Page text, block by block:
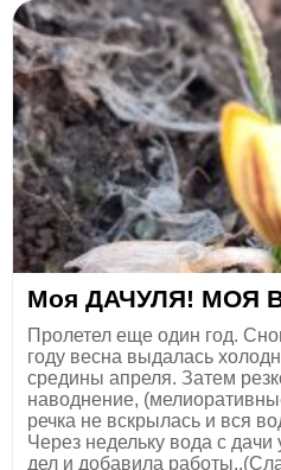
Моя ДАЧУЛЯ! МОЯ
Пролетел еще один год.
году весна выдалась
средины апреля. Затем
наводнение,
речка не вскрылась и вся
Через недельку вода с
дел и добавила